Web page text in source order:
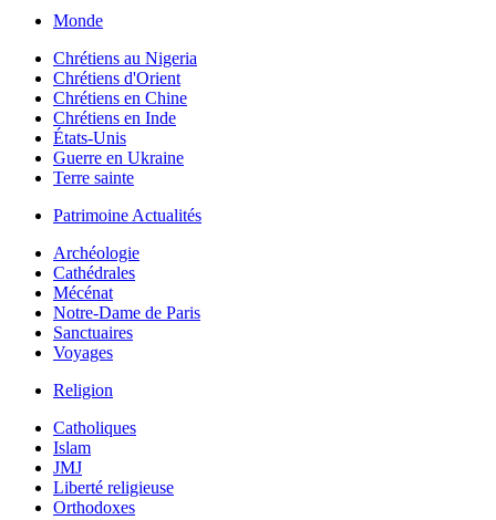
Monde
Chrétiens au Nigeria
Chrétiens d'Orient
Chrétiens en Chine
Chrétiens en Inde
États-Unis
Guerre en Ukraine
Terre sainte
Patrimoine Actualités
Archéologie
Cathédrales
Mécénat
Notre-Dame de Paris
Sanctuaires
Voyages
Religion
Catholiques
Islam
JMJ
Liberté religieuse
Orthodoxes